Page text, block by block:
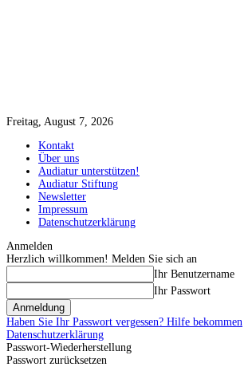
Freitag, August 7, 2026
Kontakt
Über uns
Audiatur unterstützen!
Audiatur Stiftung
Newsletter
Impressum
Datenschutzerklärung
Anmelden
Herzlich willkommen! Melden Sie sich an
Ihr Benutzername
Ihr Passwort
Haben Sie Ihr Passwort vergessen? Hilfe bekommen
Datenschutzerklärung
Passwort-Wiederherstellung
Passwort zurücksetzen